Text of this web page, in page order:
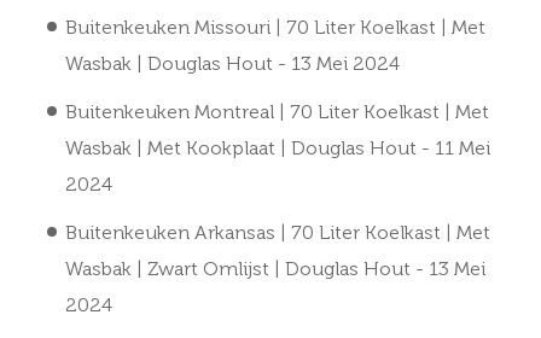
Buitenkeuken Missouri | 70 Liter Koelkast | Met
Wasbak | Douglas Hout - 13 Mei 2024
Buitenkeuken Montreal | 70 Liter Koelkast | Met
Wasbak | Met Kookplaat | Douglas Hout - 11 Mei
2024
Buitenkeuken Arkansas | 70 Liter Koelkast | Met
Wasbak | Zwart Omlijst | Douglas Hout - 13 Mei
2024